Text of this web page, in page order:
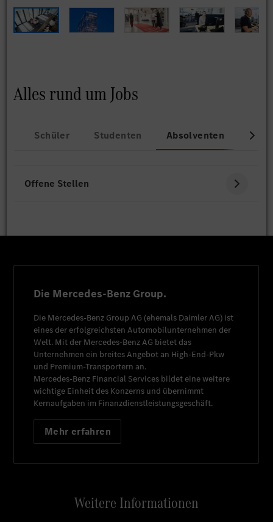
Alles rund um Jobs
Schüler Studenten Absolventen
Offene Stellen
Die Mercedes-Benz Group.
Die Mercedes-Benz Group AG (ehemals Daimler AG) ist
eines der erfolgreichsten Automobilunternehmen der
Welt. Mit der Mercedes-Benz AG bietet das
Unternehmen ein breites Angebot an High-End-Pkw
und Premium-Transportern an.
Mercedes-Benz Financial Services bildet eine weitere
wichtige Einheit des Konzerns und übernimmt
Kernaufgaben im Finanzdienstleistungsgeschäft.
Mehr erfahren
Weitere Informationen